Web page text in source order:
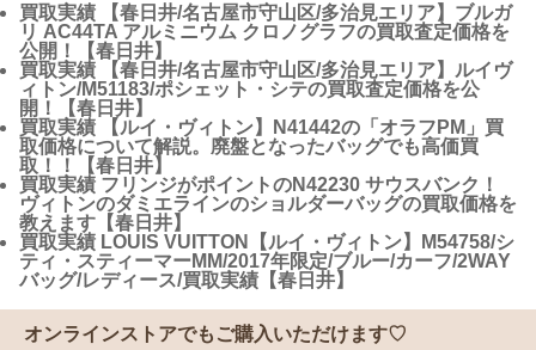
買取実績 【春日井/名古屋市守山区/多治見エリア】ブルガ
リ AC44TA アルミニウム クロノグラフの買取査定価格を
公開！【春日井】
買取実績 【春日井/名古屋市守山区/多治見エリア】ルイヴ
ィトン/M51183/ポシェット・シテの買取査定価格を公
開！【春日井】
買取実績 【ルイ・ヴィトン】N41442の「オラフPM」買
取価格について解説。廃盤となったバッグでも高価買
取！！【春日井】
買取実績 フリンジがポイントのN42230 サウスバンク！
ヴィトンのダミエラインのショルダーバッグの買取価格を
教えます【春日井】
買取実績 LOUIS VUITTON【ルイ・ヴィトン】M54758/シ
ティ・スティーマーMM/2017年限定/ブルー/カーフ/2WAY
バッグ/レディース/買取実績【春日井】
オンラインストアでもご購入いただけます♡